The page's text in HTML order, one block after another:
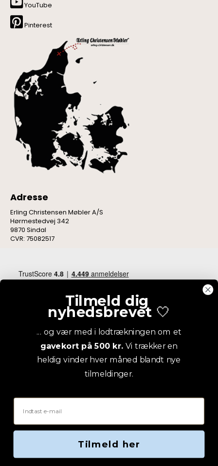
YouTube
Pinterest
Adresse
Erling Christensen Møbler A/S
Hørmestedvej 342
9870 Sindal
CVR: 75082517
Tilmeld dig
nyhedsbrevet 🤍
... og vær med i lodtrækningen om et
gavekort på 500 kr. Vi trækker en
heldig vinder hver måned blandt nye
tilmeldinger.
Email
Tilmeld her